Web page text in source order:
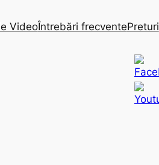
VideoÎntrebări frecventePreturi